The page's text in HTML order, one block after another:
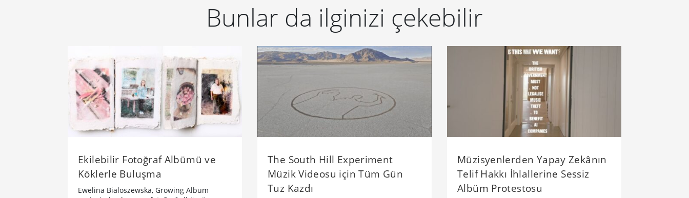
Bunlar da ilginizi çekebilir
Ekilebilir Fotoğraf Albümü ve
Köklerle Buluşma
Ewelina Bialoszewska, Growing Album
The South Hill Experiment
Müzik Videosu için Tüm Gün
Tuz Kazdı
Müzisyenlerden Yapay Zekânın
Telif Hakkı İhlallerine Sessiz
Albüm Protestosu